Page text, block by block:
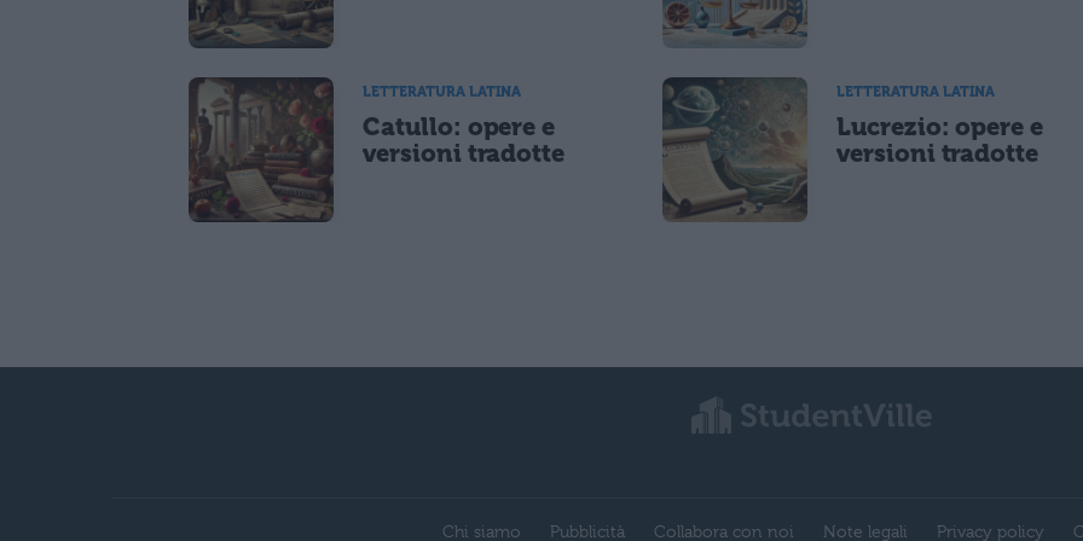
LETTERATURA LATINA
Catullo: opere e
versioni tradotte
LETTERATURA LATINA
Lucrezio: opere e
versioni tradotte
Chi siamo Pubblicità Collabora con noi Note legali Privacy policy